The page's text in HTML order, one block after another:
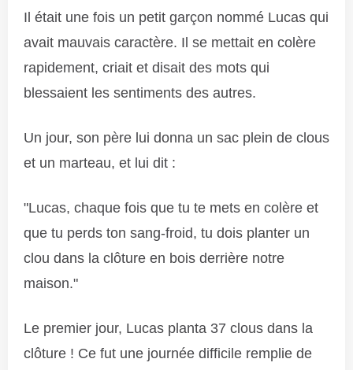
Il était une fois un petit garçon nommé Lucas qui
avait mauvais caractère. Il se mettait en colère
rapidement, criait et disait des mots qui
blessaient les sentiments des autres.
Un jour, son père lui donna un sac plein de clous
et un marteau, et lui dit :
"Lucas, chaque fois que tu te mets en colère et
que tu perds ton sang-froid, tu dois planter un
clou dans la clôture en bois derrière notre
maison."
Le premier jour, Lucas planta 37 clous dans la
clôture ! Ce fut une journée difficile remplie de